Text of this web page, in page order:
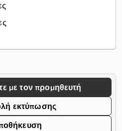
με τον προμηθευτή
εκτύπωσης